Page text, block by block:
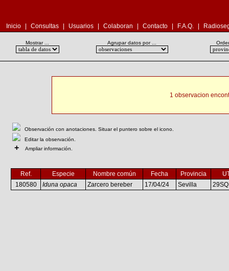
Inicio Consultas Usuarios Colaboran Contacto F.A.Q.
Mostrar ... Agrupar datos por ...
1 observacion
Observación con anotaciones. Situar el puntero sobre el icono.
Editar la observación.
+ Ampliar información.
Ref. Especie Nombre común Fecha Provincia
180580
Iduna opaca Zarcero bereber 17/04/24 Sevilla